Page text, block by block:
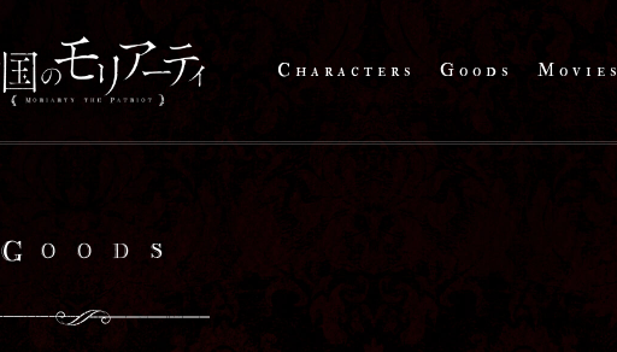
Characters Goods Movies
Goods